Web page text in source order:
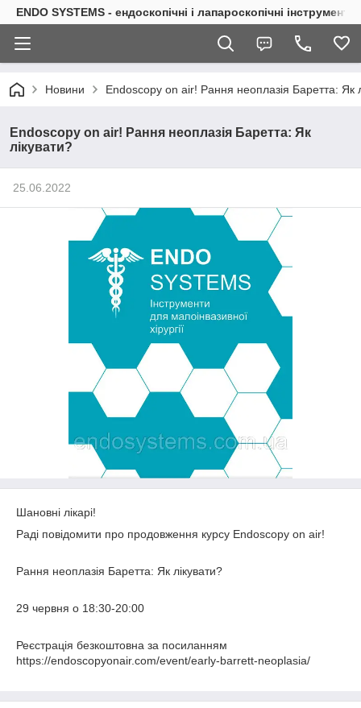
ENDO SYSTEMS - ендоскопічні і лапароскопічні інструменти
Новини Endoscopy on air! Рання неоплазія Баретта: Як
Endoscopy on air! Рання неоплазія Баретта: Як
лікувати?
25.06.2022
Шановні лікарі!
Раді повідомити про продовження курсу Endoscopy on air!
Рання неоплазія Баретта: Як лікувати?
29 червня о 18:30-20:00
Реєстрація безкоштовна за посиланням
https://endoscopyonair.com/event/early-barrett-neoplasia/